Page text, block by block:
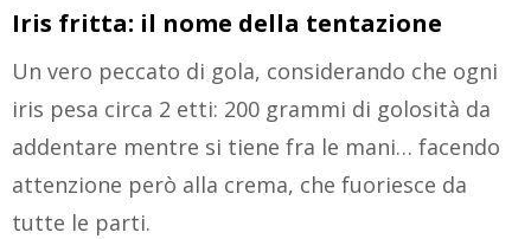
Iris fritta: il nome della tentazione
Un vero peccato di gola, considerando che ogni
iris pesa circa 2 etti: 200 grammi di golosità da
addentare mentre si tiene fra le mani… facendo
attenzione però alla crema, che fuoriesce da
tutte le parti.